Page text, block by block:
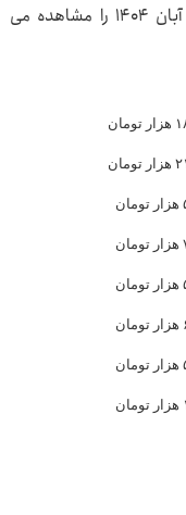
قیمت انواع سکه و طلا را ساعت ۱۱ امروز ۴ آبان ۱۴۰۴ را مشاهده می